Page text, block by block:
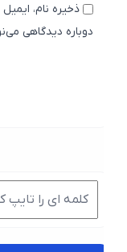
ذخیره نام، ایمیل و
دوباره دیدگاهی